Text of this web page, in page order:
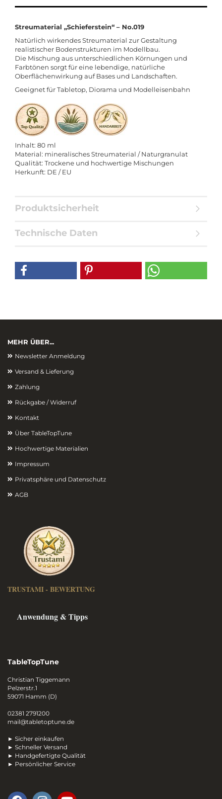
Streumaterial „Schieferstein“ – No.019
Natürlich wirkendes Streumaterial zur Gestaltung
realistischer Bodenstrukturen im Modellbau.
Die Mischung aus unterschiedlichen Körnungen und
Farbtönen sorgt für eine lebendige, natürliche
Oberflächenwirkung auf Bases und Landschaften.
Geeignet für Tabletop, Diorama und Modelleisenbahn
Inhalt: 80 ml
Material: mineralisches Streumaterial / Naturgranulat
Qualität: Trockene und hochwertige Mischungen
Herkunft: DE / EU
Produktsicherheit
Technische Daten
MEHR ÜBER...
Newsletter Anmeldung
Versand & Lieferung
Zahlung
Rückgabe / Widerruf
Kontakt
Über TableTopTune
Hochwertige Materialien
Impressum
Privatsphäre und Datenschutz
AGB
TRUSTAMI - BEWERTUNG
Anwendung & Tipps
TableTopTune
Christian Tiggemann
Pelzerstr.1
59071 Hamm (D)
02381 2791200
mail@tabletoptune.de
► Sicher einkaufen
► Schneller Versand
► Handgefertigte Qualität
► Persönlicher Service